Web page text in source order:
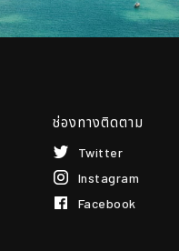
ช่องทางติดตาม
Twitter
Instagram
Facebook